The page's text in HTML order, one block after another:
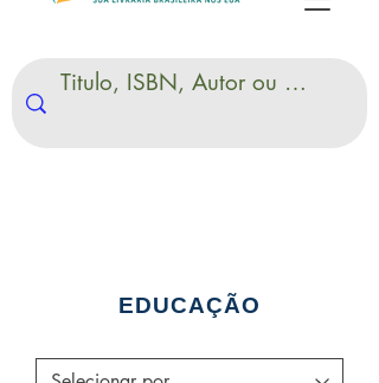
EDUCAÇÃO